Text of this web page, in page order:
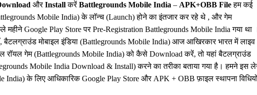
औरInstallकरेंBattlegrounds Mobile India – APK+OBB Fileहम कई
Mobile India) के लॉन्च (Launch) होने का इंतजार कर रहे थे , और गेम
Google Play Store पर Pre-Registration Battlegrounds Mobile India गया था
बैटलग्राउंड मोबाइल इंडिया (Battlegrounds Mobile India) आज आखिरकार भारत में लाइव
रॉयल गेम (Battlegrounds Mobile India) को कैसे Download करें, तो यहां बैटलग्राउंड
Mobile India Download & Install) करने का तरीका बताया गया है। हमने इस
India) के लिए आधिकारिक Google Play Store और APK + OBB फ़ाइल स्थापना